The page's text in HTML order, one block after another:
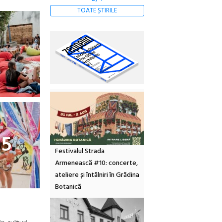
TOATE ȘTIRILE
Festivalul Strada
Armenească #10: concerte,
ateliere și întâlniri în Grădina
Botanică